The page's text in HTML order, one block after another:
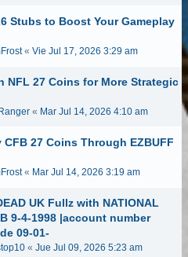
Stubs to Boost Your Gameplay
« Vie Jul 17, 2026 3:29 am
NFL 27 Coins for More Strategic
« Mar Jul 14, 2026 4:10 am
27 Coins Through EZBUFF
« Mar Jul 14, 2026 3:19 am
UK Fullz with NATIONAL
9-4-1998 |account number
09-01-
« Jue Jul 09, 2026 5:23 am